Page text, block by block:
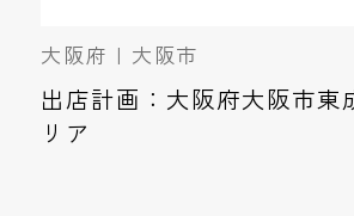
大阪府 | 大阪市
出店計画：大阪府大阪市東
リア